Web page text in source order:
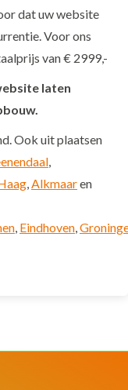
dat uw website
Voor ons
van € 2999,-
laten
Ook uit plaatsen
,
,Alkmaaren
, Eindhoven,